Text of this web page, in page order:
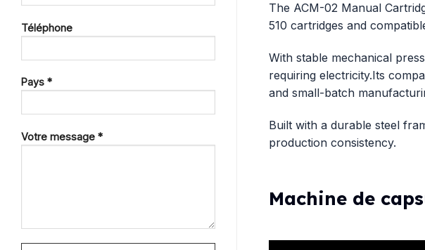
Téléphone
Pays *
Votre message *
The ACM-02 Manual
510 cartridges and
With stable mechanical
requiring electricity.Its
and small-batch
Built with a durable steel
production consistency.
Machine de